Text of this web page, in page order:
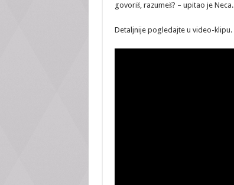
govoriš, razumeš? – upitao je Neca.
Detaljnije pogledajte u video-klipu.